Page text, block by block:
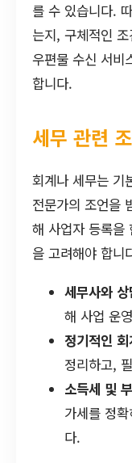
를 수 있습니다.
는지, 구체적인
우편물 수신 서비
합니다.
세무 관련
회계나 세무는 기
전문가의 조언을
해 사업자 등록을
을 고려해야 합니
세무사와
해 사업 운
정기적인
정리하고,
소득세 및
가세를 정
다.